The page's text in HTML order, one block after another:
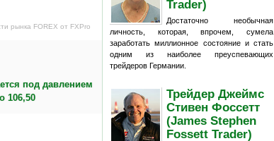
рынка FOREX от FXPro
под давлением
106,50
Trader)
Достаточно необычная
личность, которая, впрочем, сумела
заработать миллионное состояние и стать
одним из наиболее преуспевающих
трейдеров Германии.
Трейдер Джеймс
Стивен Фоссетт
(James Stephen
Fossett Trader)